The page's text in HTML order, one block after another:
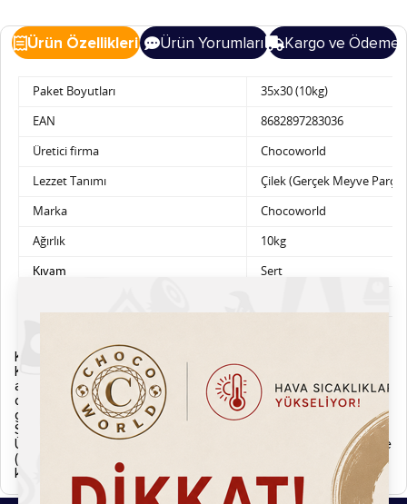
Ürün Özellikleri Ürün Yorumları Kargo ve Ödeme
Paket Boyutları
35x30 (10kg)
EAN
8682897283036
Üretici firma
Chocoworld
Lezzet Tanımı
Çilek (Gerçek Meyve
Marka
Chocoworld
Ağırlık
10kg
Kıvam
Sert
Kargo ve İade
Kargonuzu teslim almadan önce lütfen eksik, hasarlı ya da
ayıplı olup olmadığını kontrol ediniz. Eğer kargonuzda normal
dışı bir durum gözlemlerseniz zabıt tutarak ürününüzü kargo
görevlisine iade ediniz.
Sipariş Kargoya Verilişi
Ürünler siparişi verdiğiniz tarihten itibaren aksi belirtilmedikçe
(Hızlı kargo vb. uyarı simgeleri.) 2 iş günü içerisinde
kargolanmaktadır.